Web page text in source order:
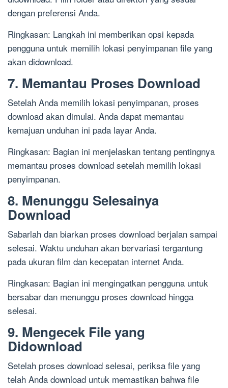
dengan preferensi Anda.
Ringkasan: Langkah ini memberikan opsi kepada
pengguna untuk memilih lokasi penyimpanan file yang
akan didownload.
7. Memantau Proses Download
Setelah Anda memilih lokasi penyimpanan, proses
download akan dimulai. Anda dapat memantau
kemajuan unduhan ini pada layar Anda.
Ringkasan: Bagian ini menjelaskan tentang pentingnya
memantau proses download setelah memilih lokasi
penyimpanan.
8. Menunggu Selesainya
Download
Sabarlah dan biarkan proses download berjalan sampai
selesai. Waktu unduhan akan bervariasi tergantung
pada ukuran film dan kecepatan internet Anda.
Ringkasan: Bagian ini mengingatkan pengguna untuk
bersabar dan menunggu proses download hingga
selesai.
9. Mengecek File yang
Didownload
Setelah proses download selesai, periksa file yang
telah Anda download untuk memastikan bahwa file